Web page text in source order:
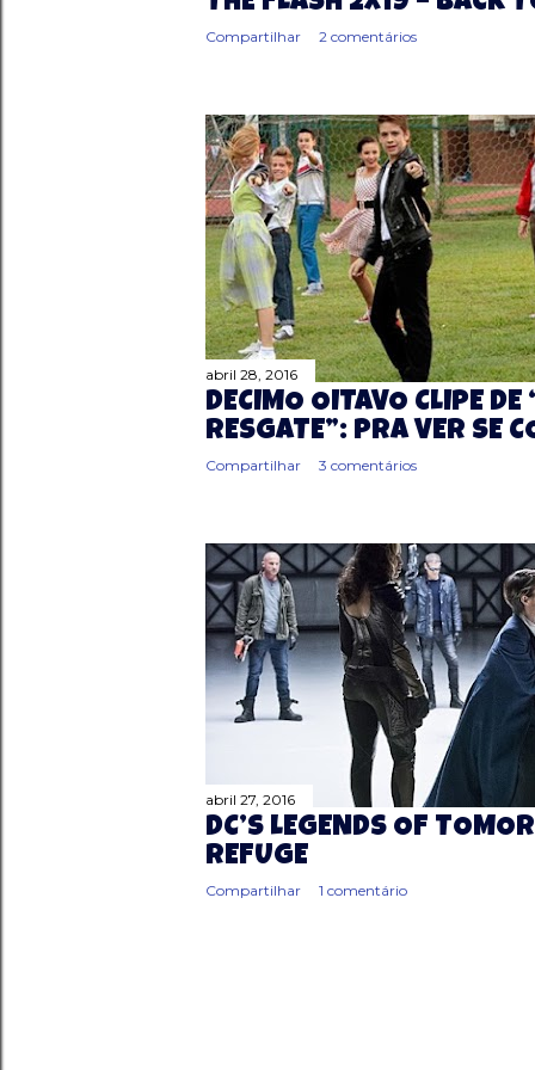
Compartilhar 2 comentários
abril 28, 2016
DÉCIMO OITAVO CLIPE DE
RESGATE”: PRA VER SE
Compartilhar 3 comentários
abril 27, 2016
DC’S LEGENDS OF
REFUGE
Compartilhar 1 comentário